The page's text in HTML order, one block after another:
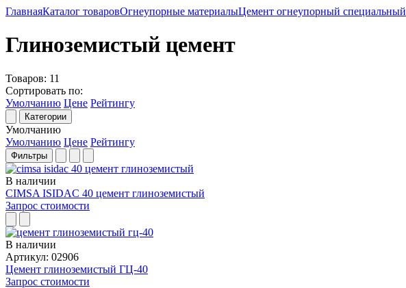
ГлавнаяКаталог товаровОгнеупорные материалыЦемент огнеупорный специальный
Глиноземистый цемент
Товаров: 11
Сортировать по:
Умолчанию Цене Рейтингу
Категории
Умолчанию
Умолчанию Цене Рейтингу
Фильтры
В наличии
CIMSA ISIDAC 40 цемент глиноземистый
Запрос стоимости
В наличии
Артикул: 02906
Цемент глиноземистый ГЦ-40
Запрос стоимости